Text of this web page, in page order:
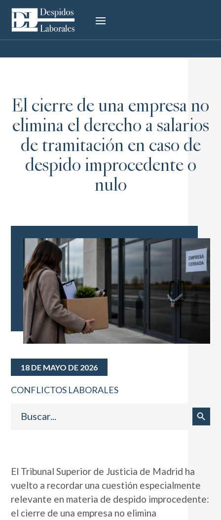
El cierre de una empresa no
elimina el derecho a salarios
de tramitación en caso de
despido improcedente o
nulo
18 DE MAYO DE 2026
CONFLICTOS LABORALES
Botón de búsqueda
El Tribunal Superior de Justicia de Madrid ha
vuelto a recordar una cuestión especialmente
relevante en materia de despido improcedente:
el cierre de una empresa no elimina